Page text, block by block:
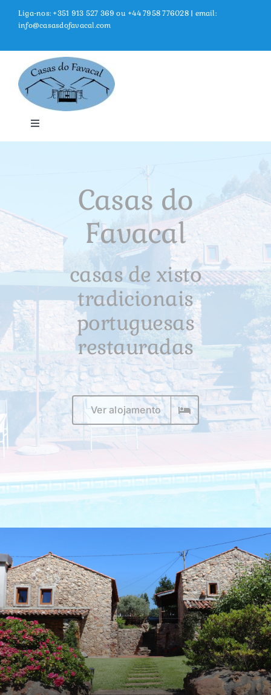
SkipLiga-nos: +351 913 527 369 ou +44 7958 776028| email:
info@casasdofavacal.com
Toggle
Navigation
Instalações
Arredores
Para reservar
Sobre nós
Casas do
Favacal
casas de xisto
tradicionais
portuguesas
restauradas
Ver alojamento